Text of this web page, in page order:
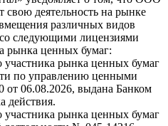
деятельность на рынке
различных видов
со следующими лицензиями
рынка ценных бумаг:
участника рынка ценных бумаг
по управлению ценными
06.08.2026, выдана Банком
действия.
участника рынка ценных бумаг